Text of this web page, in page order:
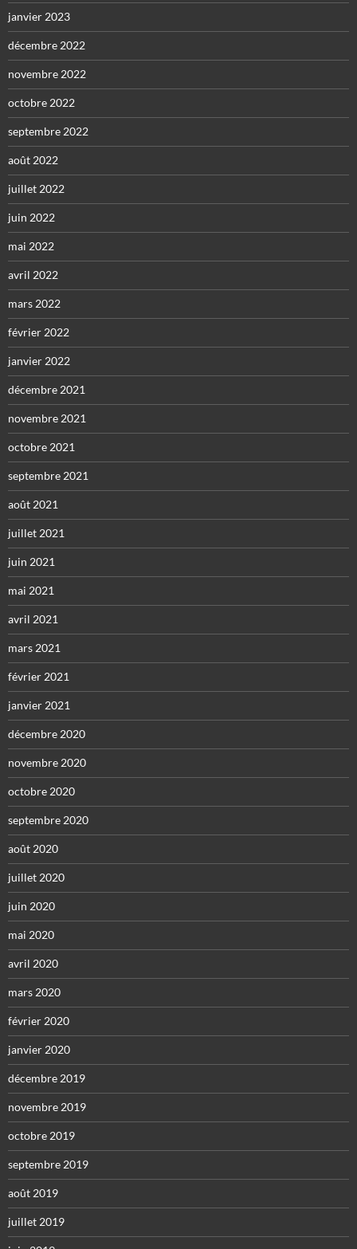
janvier 2023
décembre 2022
novembre 2022
octobre 2022
septembre 2022
août 2022
juillet 2022
juin 2022
mai 2022
avril 2022
mars 2022
février 2022
janvier 2022
décembre 2021
novembre 2021
octobre 2021
septembre 2021
août 2021
juillet 2021
juin 2021
mai 2021
avril 2021
mars 2021
février 2021
janvier 2021
décembre 2020
novembre 2020
octobre 2020
septembre 2020
août 2020
juillet 2020
juin 2020
mai 2020
avril 2020
mars 2020
février 2020
janvier 2020
décembre 2019
novembre 2019
octobre 2019
septembre 2019
août 2019
juillet 2019